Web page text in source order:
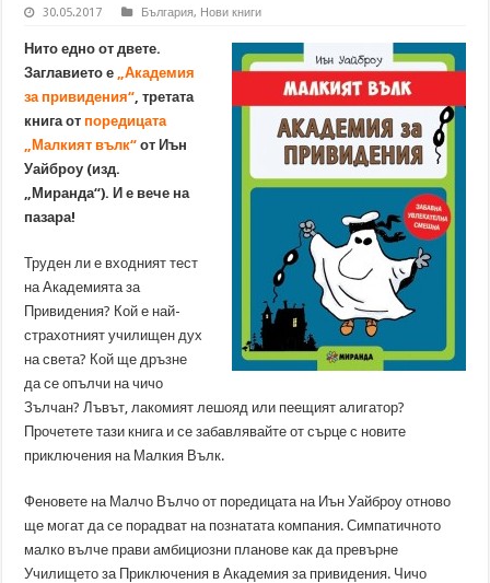
30.05.2017 България, Нови книги
Нито едно от двете.
Заглавието е „Академия
за привидения“, третата
книга отпоредицата
„Малкият вълк“ от Иън
Уайброу (изд.
„Миранда“). И е вече на
пазара!
Труден ли е входният тест
на Академията за
Привидения? Кой е най-
страхотният училищен дух
на света? Кой ще дръзне
да се опълчи на чичо
Зълчан? Лъвът, лакомият лешояд или пеещият алигатор?
Прочетете тази книга и се забавлявайте от сърце с новите
приключения на Малкия Вълк.
Феновете на Малчо Вълчо от поредицата на Иън Уайброу отново
ще могат да се порадват на познатата компания. Симпатичното
малко вълче прави амбициозни планове как да превърне
Училището за Приключения в Академия за привидения. Чичо